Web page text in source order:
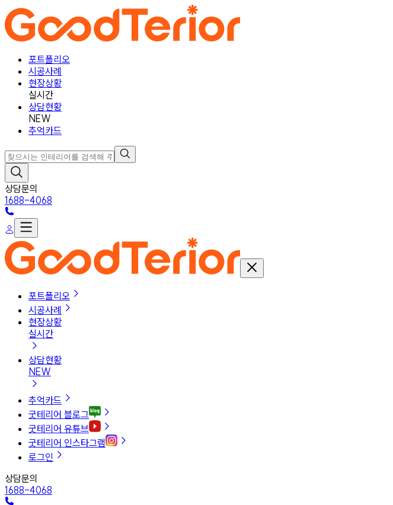
포트폴리오
시공사례
현장상황
실시간
상담현황
NEW
추억카드
상담문의
1688-4068
포트폴리오
시공사례
현장상황
실시간
상담현황
NEW
추억카드
굿테리어 블로그
굿테리어 유튜브
굿테리어 인스타그램
로그인
상담문의
1688-4068